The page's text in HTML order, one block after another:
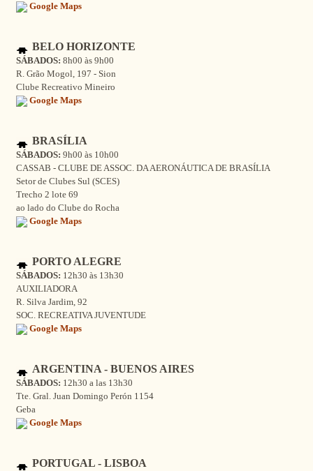
Google Maps
BELO HORIZONTE
SÁBADOS: 8h00 às 9h00
R. Grão Mogol, 197 - Sion
Clube Recreativo Mineiro
Google Maps
BRASÍLIA
SÁBADOS: 9h00 às 10h00
CASSAB - CLUBE DE ASSOC. DA AERONÁUTICA DE BRASÍLIA
Setor de Clubes Sul (SCES)
Trecho 2 lote 69
ao lado do Clube do Rocha
Google Maps
PORTO ALEGRE
SÁBADOS: 12h30 às 13h30
AUXILIADORA
R. Silva Jardim, 92
SOC. RECREATIVA JUVENTUDE
Google Maps
ARGENTINA - BUENOS AIRES
SÁBADOS: 12h30 a las 13h30
Tte. Gral. Juan Domingo Perón 1154
Geba
Google Maps
PORTUGAL - LISBOA